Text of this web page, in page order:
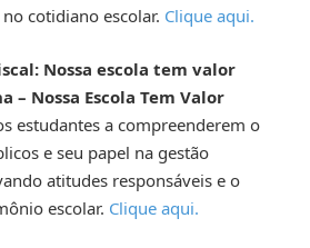
cotidiano escolar. Clique aqui.
Nossa escola tem valor
– Nossa Escola Tem Valor
estudantes a compreenderem o
e seu papel na gestão
atitudes responsáveis e o
escolar. Clique aqui.